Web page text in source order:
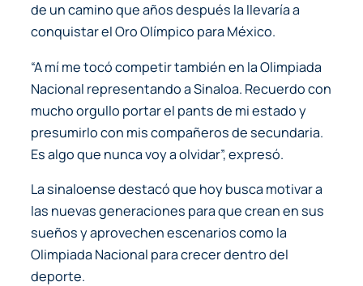
de un camino que años después la llevaría a
conquistar el Oro Olímpico para México.
“A mí me tocó competir también en la Olimpiada
Nacional representando a Sinaloa. Recuerdo con
mucho orgullo portar el pants de mi estado y
presumirlo con mis compañeros de secundaria.
Es algo que nunca voy a olvidar”, expresó.
La sinaloense destacó que hoy busca motivar a
las nuevas generaciones para que crean en sus
sueños y aprovechen escenarios como la
Olimpiada Nacional para crecer dentro del
deporte.